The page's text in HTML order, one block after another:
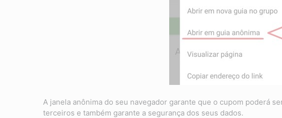
A janela anônima do seu navegador garante que o cupom poderá
terceiros e também garante a segurança dos seus dados.